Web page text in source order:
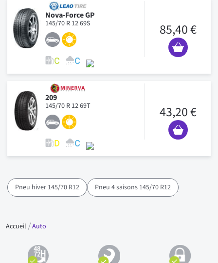
Nova-Force GP
145/70 R 12 69S 85,40 €
209
145/70 R 12 69T 43,20 €
Pneu hiver 145/70 R12 Pneu 4 saisons 145/70 R12
Accueil Auto